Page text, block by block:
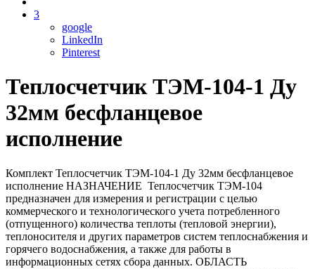
3
google
LinkedIn
Pinterest
Теплосчетчик ТЭМ-104-1 Ду
32мм бесфланцевое
исполнение
Комплект Теплосчетчик ТЭМ-104-1 Ду 32мм бесфланцевое
исполнение НАЗНАЧЕНИЕ Теплосчетчик ТЭМ-104
предназначен для измерения и регистрации с целью
коммерческого и технологического учета потребленного
(отпущенного) количества теплоты (тепловой энергии),
теплоносителя и других параметров систем теплоснабжения и
горячего водоснабжения, а также для работы в
информационных сетях сбора данных. ОБЛАСТЬ